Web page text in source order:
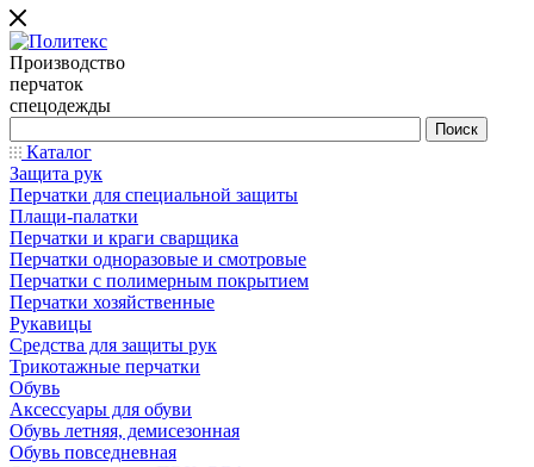
Производство
перчаток
спецодежды
Каталог
Защита рук
Перчатки для специальной защиты
Плащи-палатки
Перчатки и краги сварщика
Перчатки одноразовые и смотровые
Перчатки с полимерным покрытием
Перчатки хозяйственные
Рукавицы
Средства для защиты рук
Трикотажные перчатки
Обувь
Аксессуары для обуви
Обувь летняя, демисезонная
Обувь повседневная